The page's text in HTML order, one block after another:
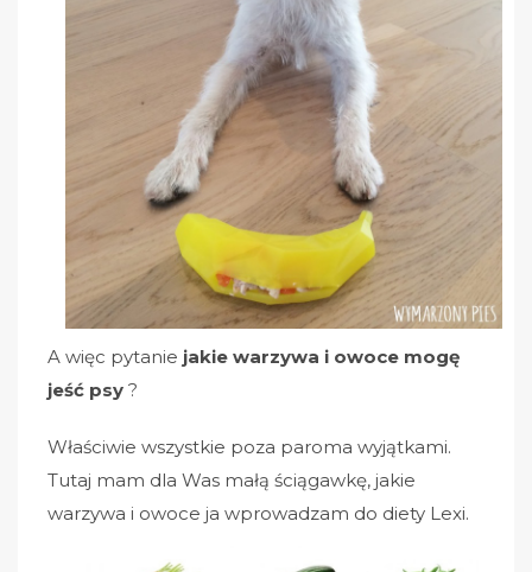
A więc pytanie jakie warzywa i owoce mogę
jeść psy ?
Właściwie wszystkie poza paroma wyjątkami.
Tutaj mam dla Was małą ściągawkę, jakie
warzywa i owoce ja wprowadzam do diety Lexi.